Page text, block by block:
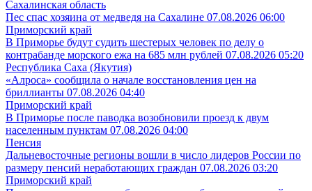
Сахалинская область
Пес спас хозяина от медведя на Сахалине 07.08.2026 06:00
Приморский край
В Приморье будут судить шестерых человек по делу о
контрабанде морского ежа на 685 млн рублей 07.08.2026 05:20
Республика Саха (Якутия)
«Алроса» сообщила о начале восстановления цен на
бриллианты 07.08.2026 04:40
Приморский край
В Приморье после паводка возобновили проезд к двум
населенным пунктам 07.08.2026 04:00
Пенсия
Дальневосточные регионы вошли в число лидеров России по
размеру пенсий неработающих граждан 07.08.2026 03:20
Приморский край